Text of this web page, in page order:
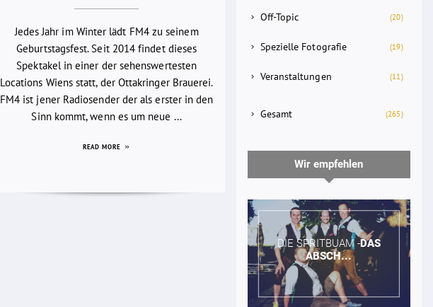
Jedes Jahr im Winter lädt FM4 zu seinem
Geburtstagsfest. Seit 2014 findet dieses
Spektakel in einer der sehenswertesten
Locations Wiens statt, der Ottakringer Brauerei.
FM4 ist jener Radiosender der als erster in den
Sinn kommt, wenn es um neue ...
READ MORE
Off-Topic (20)
Spezielle Fotografie (19)
Veranstaltungen (11)
Gesamt (265)
Wir empfehlen
DIE SPRITBUAM -​DAS
ABSCH...